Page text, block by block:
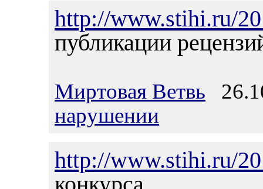
http://www.stihi.ru/
публикации
Миртовая Ветвь
нарушении
http://www.stihi.ru/